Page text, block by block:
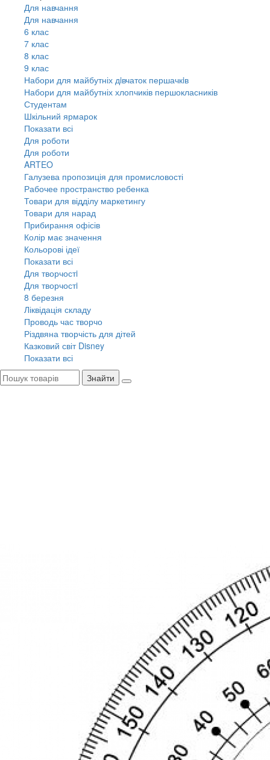
Для навчання
Для навчання
6 клас
7 клас
8 клас
9 клас
Набори для майбутніх дiвчаток першачкiв
Набори для майбутніх хлопчиків першокласників
Студентам
Шкільний ярмарок
Показати всі
Для роботи
Для роботи
ARTEO
Галузева пропозиція для промисловості
Рабочее пространство ребенка
Товари для відділу маркетингу
Товари для нарад
Прибирання офісів
Колір має значення
Кольорові ідеї
Показати всі
Для творчостi
Для творчостi
8 березня
Ліквідація складу
Проводь час творчо
Різдвяна творчість для дітей
Казковий світ Disney
Показати всі
Знайти